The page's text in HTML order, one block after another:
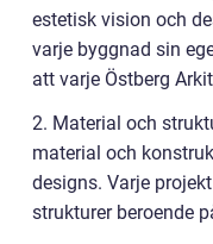
estetisk vision och
varje byggnad sin
att varje Östberg
2. Material och
material och
designs. Varje
strukturer beroende